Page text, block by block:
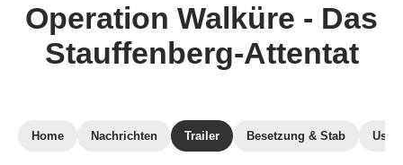
Operation Walküre - Das
Stauffenberg-Attentat
Home Nachrichten Trailer Besetzung & Stab